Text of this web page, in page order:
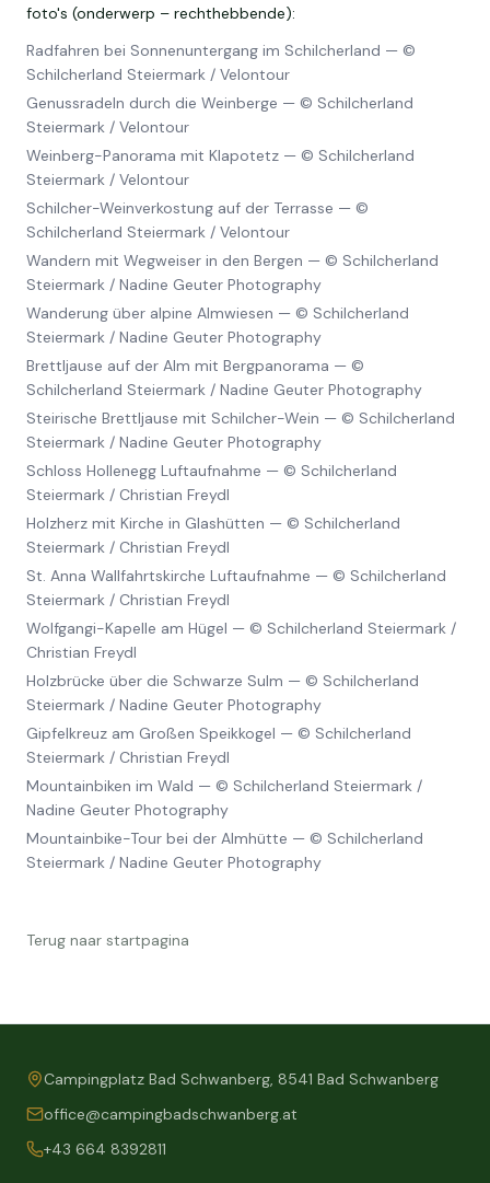
foto's (onderwerp – rechthebbende):
Radfahren bei Sonnenuntergang im Schilcherland — ©
Schilcherland Steiermark / Velontour
Genussradeln durch die Weinberge — © Schilcherland
Steiermark / Velontour
Weinberg-Panorama mit Klapotetz — © Schilcherland
Steiermark / Velontour
Schilcher-Weinverkostung auf der Terrasse — ©
Schilcherland Steiermark / Velontour
Wandern mit Wegweiser in den Bergen — © Schilcherland
Steiermark / Nadine Geuter Photography
Wanderung über alpine Almwiesen — © Schilcherland
Steiermark / Nadine Geuter Photography
Brettljause auf der Alm mit Bergpanorama — ©
Schilcherland Steiermark / Nadine Geuter Photography
Steirische Brettljause mit Schilcher-Wein — © Schilcherland
Steiermark / Nadine Geuter Photography
Schloss Hollenegg Luftaufnahme — © Schilcherland
Steiermark / Christian Freydl
Holzherz mit Kirche in Glashütten — © Schilcherland
Steiermark / Christian Freydl
St. Anna Wallfahrtskirche Luftaufnahme — © Schilcherland
Steiermark / Christian Freydl
Wolfgangi-Kapelle am Hügel — © Schilcherland Steiermark /
Christian Freydl
Holzbrücke über die Schwarze Sulm — © Schilcherland
Steiermark / Nadine Geuter Photography
Gipfelkreuz am Großen Speikkogel — © Schilcherland
Steiermark / Christian Freydl
Mountainbiken im Wald — © Schilcherland Steiermark /
Nadine Geuter Photography
Mountainbike-Tour bei der Almhütte — © Schilcherland
Steiermark / Nadine Geuter Photography
Terug naar startpagina
Campingplatz Bad Schwanberg, 8541 Bad Schwanberg
office@campingbadschwanberg.at
+43 664 8392811